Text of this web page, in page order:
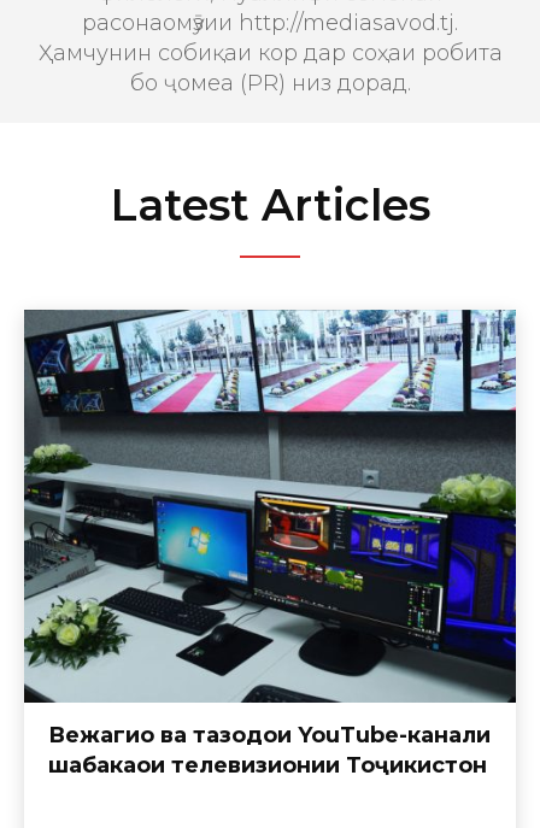
расонаомӯзии http://mediasavod.tj.
Ҳамчунин собиқаи кор дар соҳаи робита
бо ҷомеа (PR) низ дорад.
Latest Articles
Вежагиҳо ва тазодҳои YouTube-канали
шабакаҳои телевизионии Тоҷикистон